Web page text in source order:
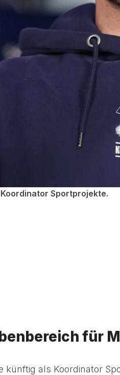
Sportprojekte.
für
künftig als Koordinator